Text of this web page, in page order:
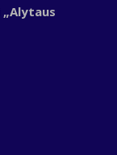
„Alytaus